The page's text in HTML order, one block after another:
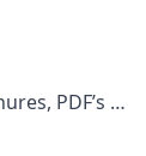
PDF’s …